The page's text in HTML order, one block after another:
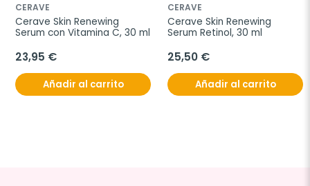
CERAVE
Cerave Skin Renewing
Serum con Vitamina C, 30 ml
23,95 €
Añadir al carrito
CERAVE
Cerave Skin Renewing
Serum Retinol, 30 ml
25,50 €
Añadir al carrito